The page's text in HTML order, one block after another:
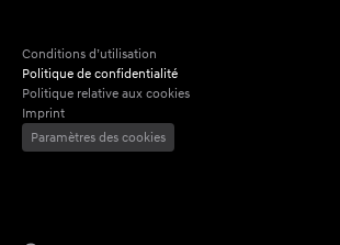
Conditions d’utilisation
Politique de confidentialité
Politique relative aux cookies
Imprint
Paramètres des cookies